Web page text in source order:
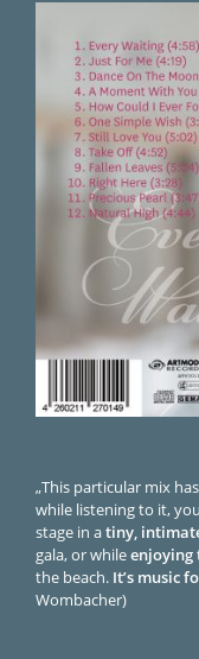
„This particular mix
while listening to it,
stage in atiny,
gala, or whileenjoying
the beach. It’s music
Wombacher)